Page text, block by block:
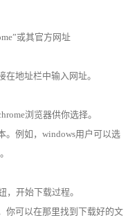
或其官方网址
在地址栏中输入网址。
浏览器供你选择。
。例如，windows用户可以选
，开始下载过程。
你可以在那里找到下载好的文